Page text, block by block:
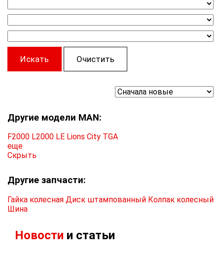
Искать Очистить
Другие модели MAN:
F2000 L2000 LE Lions City TGA
еще
Скрыть
Другие запчасти:
Гайка колесная Диск штампованный Колпак колесный
Шина
Новости и статьи